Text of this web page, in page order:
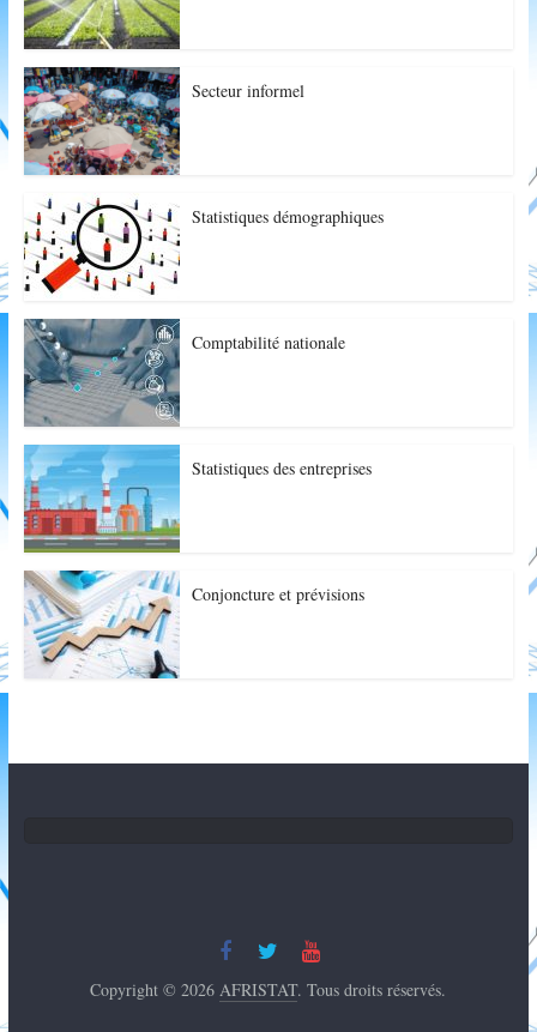
Secteur informel
Statistiques démographiques
Comptabilité nationale
Statistiques des entreprises
Conjoncture et prévisions
Copyright © 2026AFRISTAT. Tous droits réservés.